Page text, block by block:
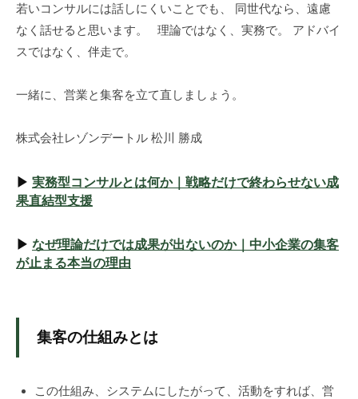
若いコンサルには話しにくいことでも、 同世代なら、遠慮
なく話せると思います。 理論ではなく、実務で。 アドバイ
スではなく、伴走で。
一緒に、営業と集客を立て直しましょう。
株式会社レゾンデートル 松川 勝成
▶ 実務型コンサルとは何か｜戦略だけで終わらせない成
果直結型支援
▶ なぜ理論だけでは成果が出ないのか｜中小企業の集客
が止まる本当の理由
集客の仕組みとは
この仕組み、システムにしたがって、活動をすれば、営